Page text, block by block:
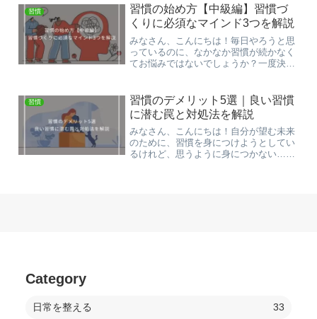
を続けることはなかなか難しいですよ
ね。ということで今回は、...
習慣
習慣の始め方【中級編】習慣づ
くりに必須なマインド3つを解説
みなさん、こんにちは！毎日やろうと思
っているのに、なかなか習慣が続かなく
てお悩みではないでしょうか？一度決め
まうこと、ありますよね。今回は習慣の
始め方【中級編】として、...
習慣
習慣のデメリット5選｜良い習慣
に潜む罠と対処法を解説
みなさん、こんにちは！自分が望む未来
のために、習慣を身につけようとしてい
るけれど、思うように身につかない…身
Category
日常を整える 33